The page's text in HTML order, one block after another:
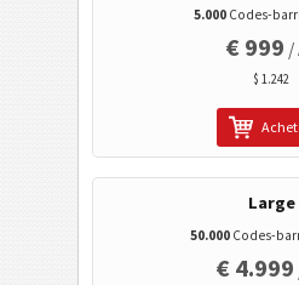
Codes ISBN
Cartes de
Codes
Wi-Fi codes
5.000 Codes-
€ 999 /
$ 1.242
Large
50.000 Codes-
€ 4.999